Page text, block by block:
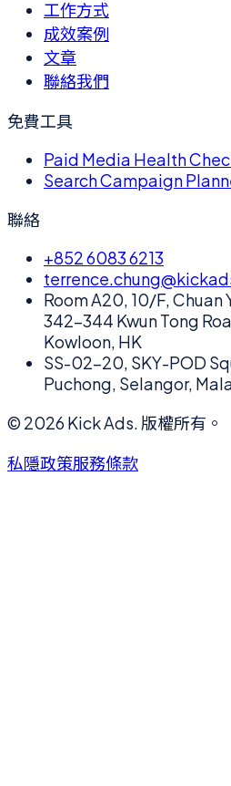
工作方式
成效案例
文章
聯絡我們
免費工具
Paid Media Health
Search Campaign
聯絡
+852 6083 6213
Room A20, 10/F,
342-344 Kwun Tong
Kowloon, HK
SS-02-20, SKY-POD
Puchong, Selangor,
© 2026 Kick Ads. 版權所有。
私隱政策服務條款